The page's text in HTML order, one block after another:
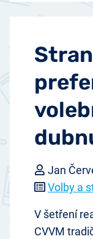
Jan
Volby a
V šetření
CVVM